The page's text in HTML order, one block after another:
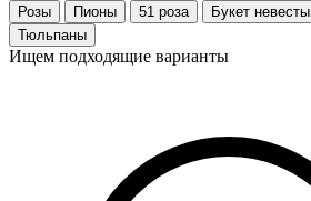
Розы Пионы 51 роза Букет невесты
Тюльпаны
Ищем подходящие варианты